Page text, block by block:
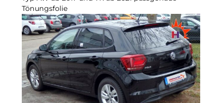
Tönungsfolie